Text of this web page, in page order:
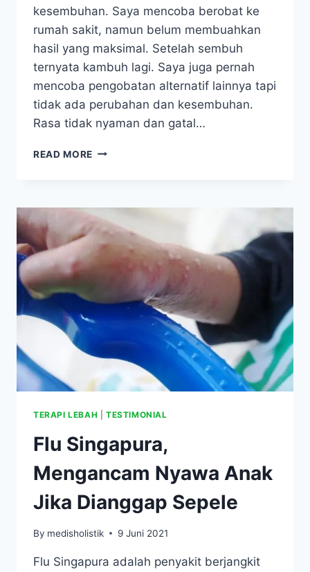
kesembuhan. Saya mencoba berobat ke
rumah sakit, namun belum membuahkan
hasil yang maksimal. Setelah sembuh
ternyata kambuh lagi. Saya juga pernah
mencoba pengobatan alternatif lainnya tapi
tidak ada perubahan dan kesembuhan.
Rasa tidak nyaman dan gatal…
READ MORE KEPUTIHAN/FLUOR
MENDERITA,
HAMPIR
ASA
TERAPI LEBAH TESTIMONIAL
Flu Singapura,
Mengancam Nyawa Anak
Jika Dianggap Sepele
By medisholistik 9 Juni 2021
Flu Singapura adalah penyakit berjangkit